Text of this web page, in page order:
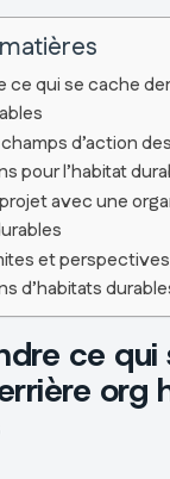
ce qui se cache
d’action des
pour l’habitat
avec une
et
d’habitats
ce qui
org